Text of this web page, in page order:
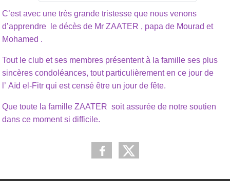
C’est avec une très grande tristesse que nous venons
d’apprendre le décès de Mr ZAATER , papa de Mourad et
Mohamed .
Tout le club et ses membres présentent à la famille ses plus
sincères condoléances, tout particulièrement en ce jour de
l’ Aïd el-Fitr qui est censé être un jour de fête.
Que toute la famille ZAATER soit assurée de notre soutien
dans ce moment si difficile.